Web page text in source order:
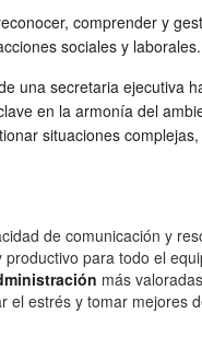
comprender y
sociales y laborales.
una secretaria ejecutiva
en la armonía del
situaciones
de comunicación y
para todo el
más
el estrés y tomar mejores